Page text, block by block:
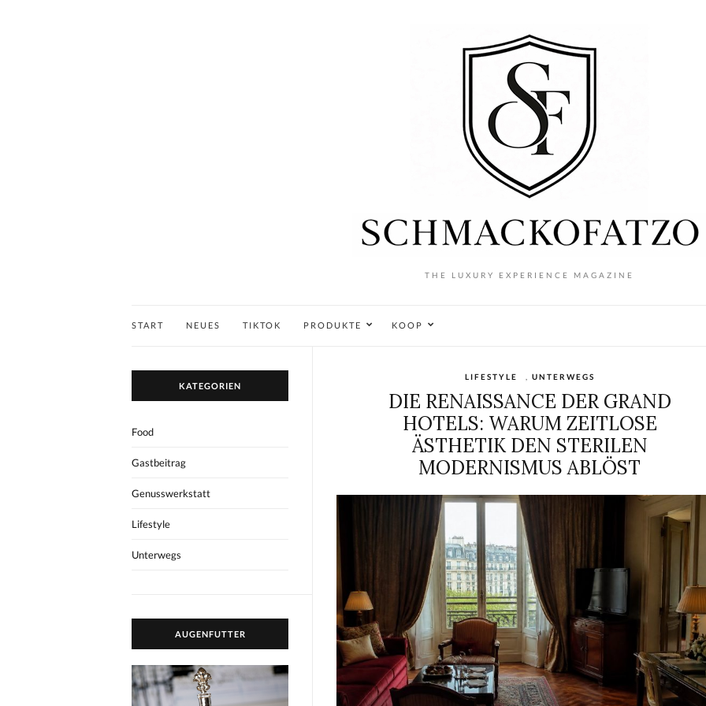
THE LUXURY EXPERIENCE MAGAZINE
START NEUES TIKTOK PRODUKTE KOOP
LIFESTYLE UNTERWEGS
DIE RENAISSANCE DER GRAND
HOTELS: WARUM ZEITLOSE
ÄSTHETIK DEN STERILEN
MODERNISMUS ABLÖST
KATEGORIEN
Food
Gastbeitrag
Genusswerkstatt
Lifestyle
Unterwegs
AUGENFUTTER